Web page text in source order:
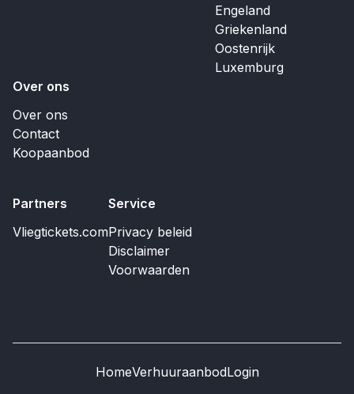
Engeland
Griekenland
Oostenrijk
Luxemburg
Over ons
Over ons
Contact
Koopaanbod
Partners
Vliegtickets.com
Service
Privacy beleid
Disclaimer
Voorwaarden
HomeVerhuuraanbodLogin